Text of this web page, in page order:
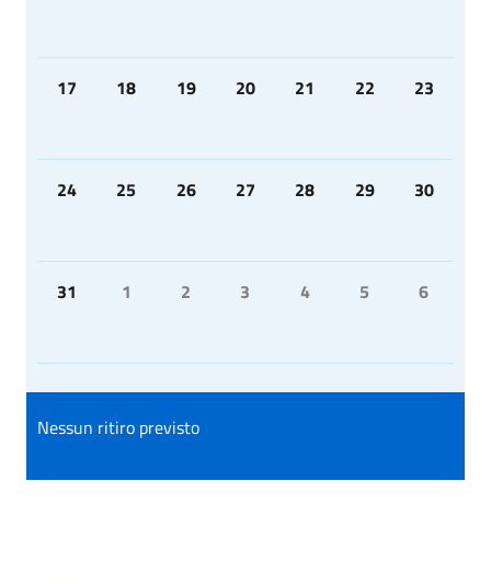
17 18 19 20 21 22 23
24 25 26 27 28 29 30
31 1 2 3 4 5 6
Nessun ritiro previsto